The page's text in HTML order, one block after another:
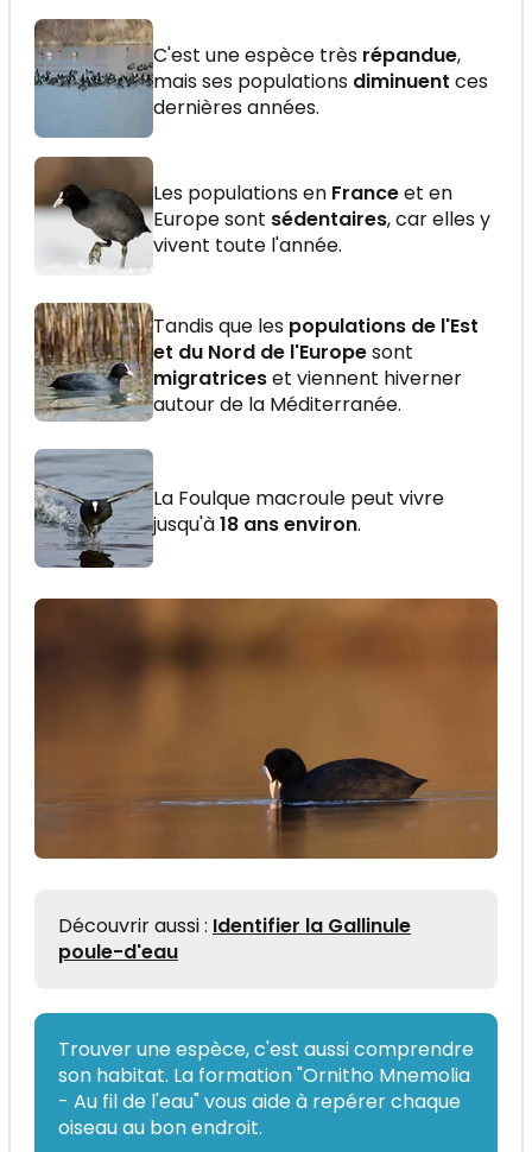
C'est une espèce très répandue,
mais ses populations diminuent ces
dernières années.
Les populations en Franceet en
Europe sont sédentaires, car elles y
vivent toute l'année.
Tandis que les populations de l'Est
et du Nord de l'Europesont
migratriceset viennent hiverner
autour de la Méditerranée.
La Foulque macroule peut vivre
jusqu'à18 ans environ.
Découvrir aussi : Identifier la Gallinule
poule-d'eau
Trouver une espèce, c'est aussi comprendre
son habitat. La formation "Ornitho Mnemolia
- Au fil de l'eau" vous aide à repérer chaque
oiseau au bon endroit.